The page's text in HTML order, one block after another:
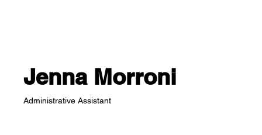
Jenna Morroni
Administrative Assistant